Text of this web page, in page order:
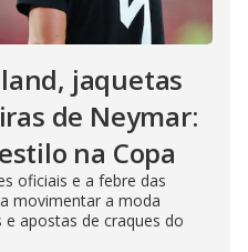
jaquetas
de Neymar:
na Copa
oficiais e a febre das
movimentar a moda
apostas de craques do